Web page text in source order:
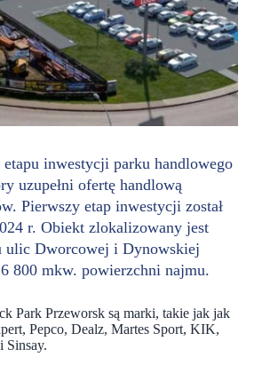
inwestycji parku handlowego
uzupełni ofertę handlową
Pierwszy etap inwestycji został
r. Obiekt zlokalizowany jest
ulic Dworcowej i Dynowskiej
800 mkw. powierzchni najmu.
Park Przeworsk są marki, takie jak jak
Pepco, Dealz, Martes Sport, KIK,
Sinsay.